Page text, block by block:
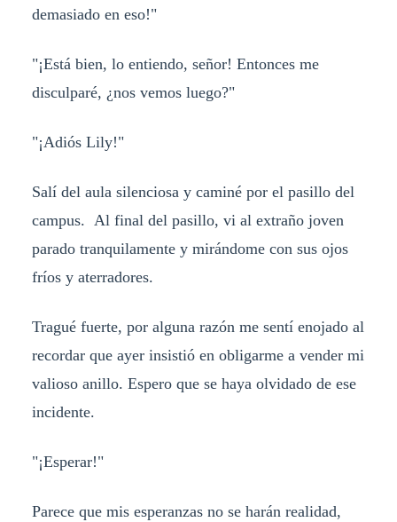
demasiado en eso!"
"¡Está bien, lo entiendo, señor! Entonces me
disculparé, ¿nos vemos luego?"
"¡Adiós Lily!"
Salí del aula silenciosa y caminé por el pasillo del
campus. Al final del pasillo, vi al extraño joven
parado tranquilamente y mirándome con sus ojos
fríos y aterradores.
Tragué fuerte, por alguna razón me sentí enojado al
recordar que ayer insistió en obligarme a vender mi
valioso anillo. Espero que se haya olvidado de ese
incidente.
"¡Esperar!"
Parece que mis esperanzas no se harán realidad,